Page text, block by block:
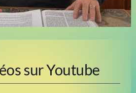
sur Youtube